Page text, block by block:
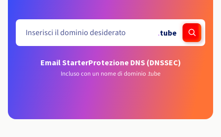
.tube
Email StarterProtezione DNS (DNSSEC)
Incluso con un nome di dominio .tube